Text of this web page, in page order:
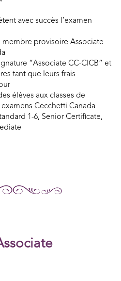
avec succès l’examen
provisoire Associate
“Associate CC-CICB” et
tant que leurs frais
élèves aux classes de
Cecchetti Canada
1-6, Senior Certificate,